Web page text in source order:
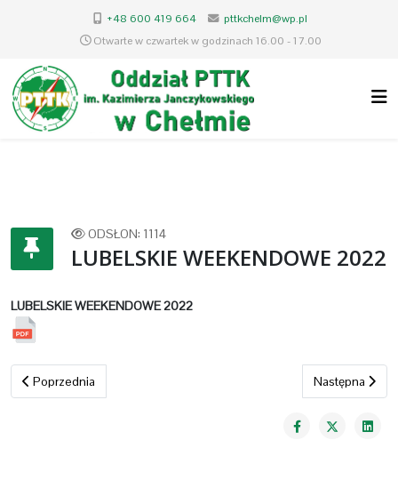
+48 600 419 664
pttkchelm@wp.pl
Otwarte w czwartek w godzinach 16.00 - 17.00
ODSŁON: 1114
LUBELSKIE WEEKENDOWE 2022
LUBELSKIE WEEKENDOWE 2022
Poprzednia strona: Lubelskie Atrakcje turystyczne
Poprzednia Następna
Następna